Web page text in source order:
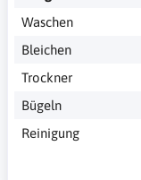
Waschen
Bleichen
Trockner
Bügeln
Reinigung